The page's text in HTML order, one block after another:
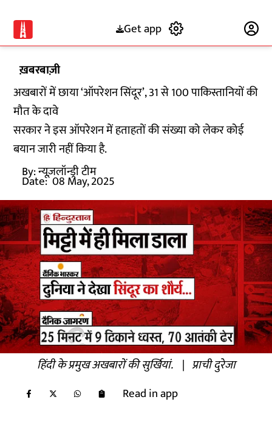
Get app
ख़बरबाज़ी
अखबारों में छाया ‘ऑपरेशन सिंदूर’, 31 से 100 पाकिस्तानियों की
मौत के दावे
सरकार ने इस ऑपरेशन में हताहतों की संख्या को लेकर कोई
बयान जारी नहीं किया है.
By:न्यूज़लॉन्ड्री टीम
Date: 08 May, 2025
हिंदी के प्रमुख अखबारों की सुर्खियां. | प्राची दुरेजा
Read in app